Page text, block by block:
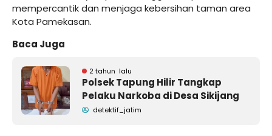
mempercantik dan menjaga kebersihan taman area
Kota Pamekasan.
Baca Juga
2 tahun lalu
Polsek Tapung Hilir Tangkap
Pelaku Narkoba di Desa Sikijang
detektif_jatim